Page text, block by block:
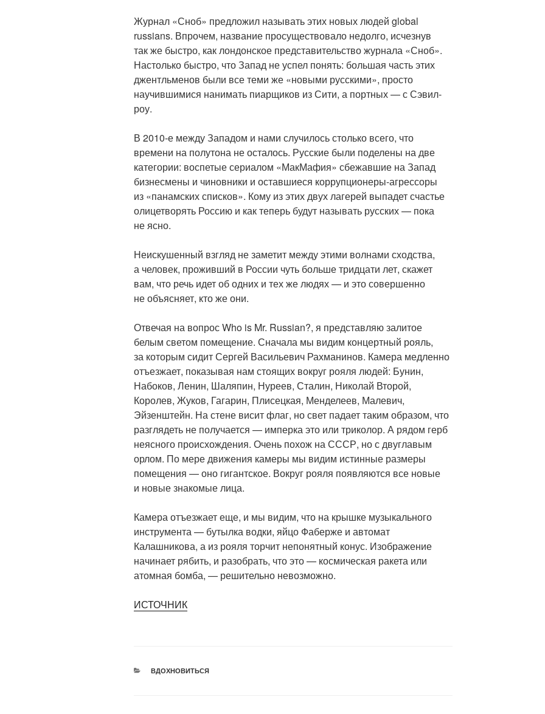
Журнал «Сноб» предложил называть этих новых людей global
russians. Впрочем, название просуществовало недолго, исчезнув
так же быстро, как лондонское представительство журнала «Сноб».
Настолько быстро, что Запад не успел понять: большая часть этих
джентльменов были все теми же «новыми русскими», просто
научившимися нанимать пиарщиков из Сити, а портных — с Сэвил-
роу.
В 2010-е между Западом и нами случилось столько всего, что
времени на полутона не осталось. Русские были поделены на две
категории: воспетые сериалом «МакМафия» сбежавшие на Запад
бизнесмены и чиновники и оставшиеся коррупционеры-агрессоры
из «панамских списков». Кому из этих двух лагерей выпадет счастье
олицетворять Россию и как теперь будут называть русских — пока
не ясно.
Неискушенный взгляд не заметит между этими волнами сходства,
а человек, проживший в России чуть больше тридцати лет, скажет
вам, что речь идет об одних и тех же людях — и это совершенно
не объясняет, кто же они.
Отвечая на вопрос Who is Mr. Russian?, я представляю залитое
белым светом помещение. Сначала мы видим концертный рояль,
за которым сидит Сергей Васильевич Рахманинов. Камера медленно
отъезжает, показывая нам стоящих вокруг рояля людей: Бунин,
Набоков, Ленин, Шаляпин, Нуреев, Сталин, Николай Второй,
Королев, Жуков, Гагарин, Плисецкая, Менделеев, Малевич,
Эйзенштейн. На стене висит флаг, но свет падает таким образом, что
разглядеть не получается — имперка это или триколор. А рядом герб
неясного происхождения. Очень похож на СССР, но с двуглавым
орлом. По мере движения камеры мы видим истинные размеры
помещения — оно гигантское. Вокруг рояля появляются все новые
и новые знакомые лица.
Камера отъезжает еще, и мы видим, что на крышке музыкального
инструмента — бутылка водки, яйцо Фаберже и автомат
Калашникова, а из рояля торчит непонятный конус. Изображение
начинает рябить, и разобрать, что это — космическая ракета или
атомная бомба, — решительно невозможно.
ИСТОЧНИК
РУБРИКИ
ВДОХНОВИТЬСЯ